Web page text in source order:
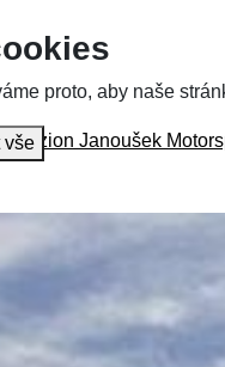
Penzion Janoušek
proto, aby naše
vše